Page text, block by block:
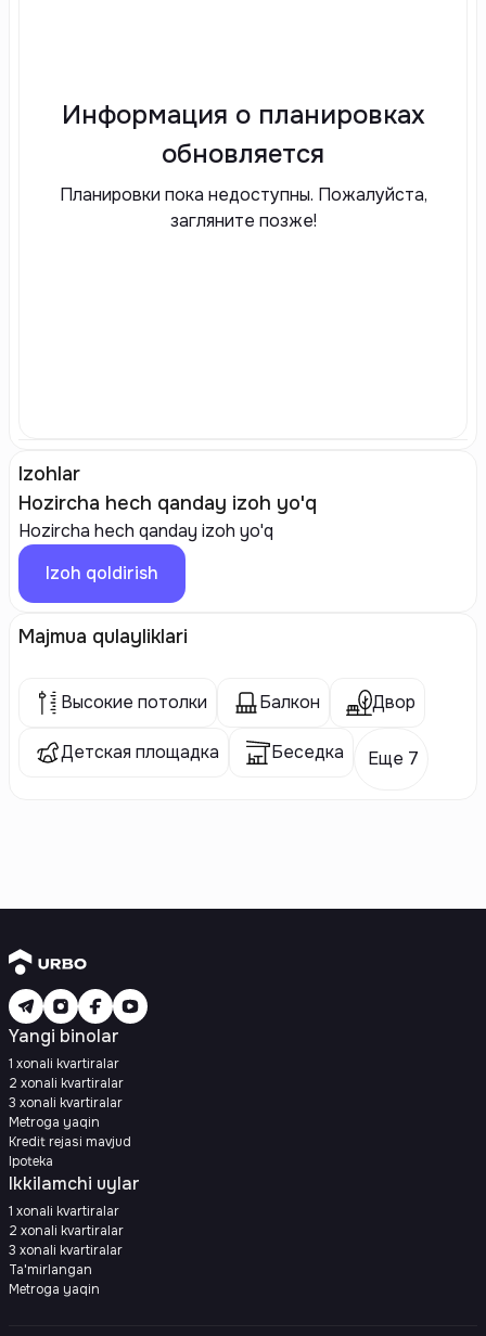
Информация о планировках
обновляется
Планировки пока недоступны. Пожалуйста,
загляните позже!
Izohlar
Hozircha hech qanday izoh yo'q
Hozircha hech qanday izoh yo'q
Izoh qoldirish
Majmua qulayliklari
Высокие потолки Балкон Двор
Детская площадка Беседка Еще 7
Yangi binolar
1 xonali kvartiralar
2 xonali kvartiralar
3 xonali kvartiralar
Metroga yaqin
Kredit rejasi mavjud
Ipoteka
Ikkilamchi uylar
1 xonali kvartiralar
2 xonali kvartiralar
3 xonali kvartiralar
Ta'mirlangan
Metroga yaqin